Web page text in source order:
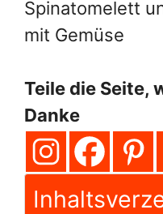
Spinatomelett
mit Gemüse
Teile die Seite,
Danke